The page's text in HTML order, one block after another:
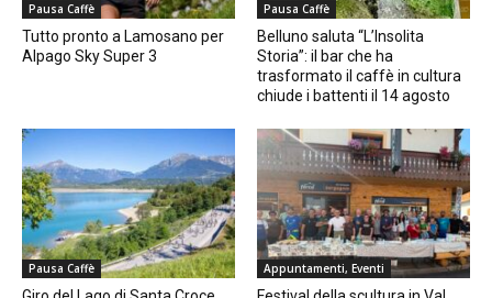
Pausa Caffè
Tutto pronto a Lamosano per
Alpago Sky Super 3
Pausa Caffè
Belluno saluta “L’Insolita
Storia”: il bar che ha
trasformato il caffè in cultura
chiude i battenti il 14 agosto
Pausa Caffè Appuntamenti, Eventi